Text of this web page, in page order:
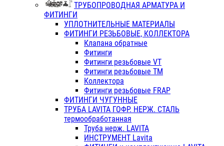
ТРУБОПРОВОДНАЯ АРМАТУРА И
ФИТИНГИ
УПЛОТНИТЕЛЬНЫЕ МАТЕРИАЛЫ
ФИТИНГИ РЕЗЬБОВЫЕ, КОЛЛЕКТОРА
Клапана обратные
Фитинги
Фитинги резьбовые VT
Фитинги резьбовые ТМ
Коллектора
Фитинги резьбовые FRAP
ФИТИНГИ ЧУГУННЫЕ
ТРУБА LAVITA ГОФР. НЕРЖ. СТАЛЬ
термообработанная
Труба нерж. LAVITA
ИНСТРУМЕНТ Lavita